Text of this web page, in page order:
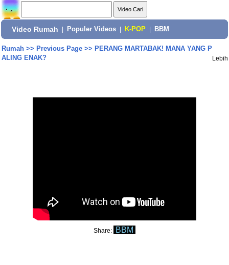
Video Rumah Populer Videos K-POP BBM
Rumah>> Previous Page>> PERANG MARTABAK! MANA YANG P
ALING ENAK?
Lebih
Share: BBM